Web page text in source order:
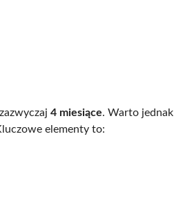
4 miesiące. Warto jednak
elementy to: